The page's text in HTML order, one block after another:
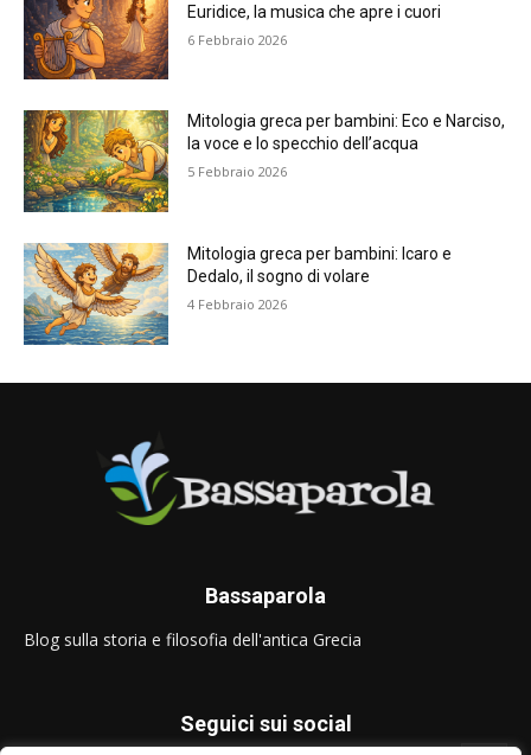
Euridice, la musica che apre i cuori
6 Febbraio 2026
Mitologia greca per bambini: Eco e Narciso,
la voce e lo specchio dell’acqua
5 Febbraio 2026
Mitologia greca per bambini: Icaro e
Dedalo, il sogno di volare
4 Febbraio 2026
Bassaparola
Blog sulla storia e filosofia dell'antica Grecia
Seguici sui social